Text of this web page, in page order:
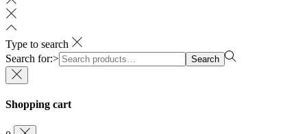
Type to search
Search for:>
Search
Shopping cart